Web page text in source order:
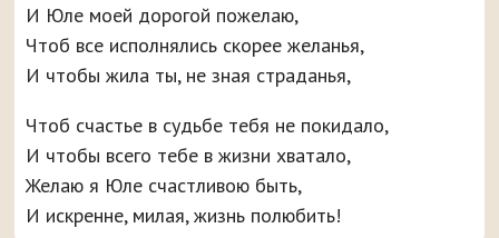
И Юле моей дорогой пожелаю,
Чтоб все исполнялись скорее желанья,
И чтобы жила ты, не зная страданья,
Чтоб счастье в судьбе тебя не покидало,
И чтобы всего тебе в жизни хватало,
Желаю я Юле счастливою быть,
И искренне, милая, жизнь полюбить!